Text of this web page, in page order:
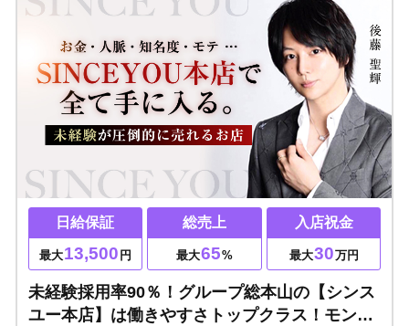
日給保証
最大13,500 円
総売上
最大65%
入店祝金
最大30万円
未経験採用率90％！グループ総本山の【シンス
ユー本店】は働きやすさトップクラス！モンス